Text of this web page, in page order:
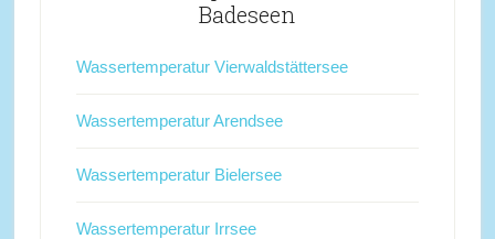
Badeseen
Wassertemperatur Vierwaldstättersee
Wassertemperatur Arendsee
Wassertemperatur Bielersee
Wassertemperatur Irrsee